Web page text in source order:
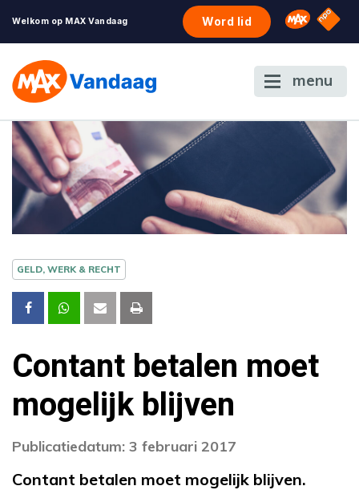
Welkom op MAX Vandaag Word lid Omroep
NPO
menu
GELD, WERK & RECHT
Contant betalen moet
mogelijk blijven
Publicatiedatum: 3 februari 2017
Contant betalen moet mogelijk blijven.